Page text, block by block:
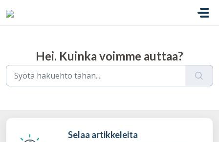
Hei. Kuinka voimme auttaa?
Selaa artikkeleita